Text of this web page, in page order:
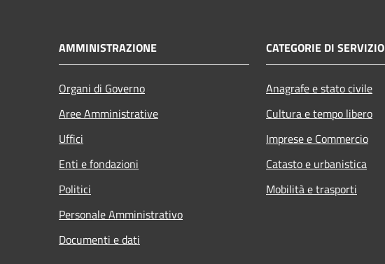
AMMINISTRAZIONE
Organi di Governo
Aree Amministrative
Uffici
Enti e fondazioni
Politici
Personale Amministrativo
Documenti e dati
CATEGORIE DI SERVIZIO
Anagrafe e stato civile
Cultura e tempo libero
Imprese e Commercio
Catasto e urbanistica
Mobilità e trasporti